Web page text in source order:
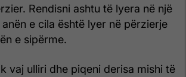
Rendisni ashtu të lyera në një
e cila është lyer në përzierje
e sipërme.
vaj ulliri dhe piqeni derisa mishi të